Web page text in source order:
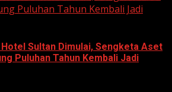
Puluhan Tahun Kembali Jadi
Hotel Sultan Dimulai, Sengketa Aset
Puluhan Tahun Kembali Jadi